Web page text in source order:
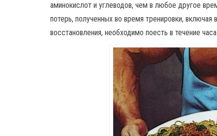
аминокислот и углеводов, чем в любое другое
потерь, полученных во время тренировки,
восстановления, необходимо поесть в течение